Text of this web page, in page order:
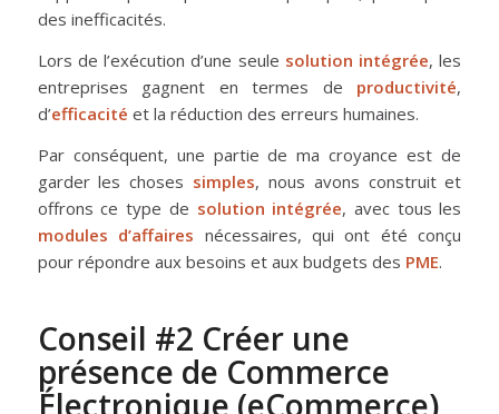
des inefficacités.
Lors de l’exécution d’une seule solution intégrée, les
entreprises gagnent en termes de productivité,
d’efficacité et la réduction des erreurs humaines.
Par conséquent, une partie de ma croyance est de
garder les choses simples, nous avons construit et
offrons ce type de solution intégrée, avec tous les
modules d’affaires nécessaires, qui ont été conçu
pour répondre aux besoins et aux budgets des PME.
Conseil #2 Créer une
présence de Commerce
Électronique (eCommerce)